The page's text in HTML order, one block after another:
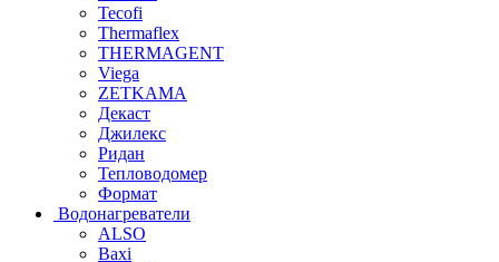
Tecofi
Thermaflex
THERMAGENT
Viega
ZETKAMA
Декаст
Джилекс
Ридан
Тепловодомер
Формат
Водонагреватели
ALSO
Baxi